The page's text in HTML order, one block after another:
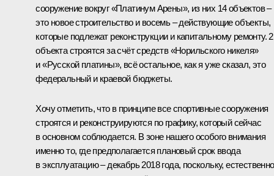
сооружение вокруг «Платинум Арены», из них 14 объектов –
это новое строительство и восемь – действующие объекты,
которые подлежат реконструкции и капитальному ремонту. 2
объекта строятся за счёт средств «Норильского никеля»
и «Русской платины», всё остальное, как я уже сказал, это
федеральный и краевой бюджеты.
Хочу отметить, что в принципе все спортивные сооружения
строятся и реконструируются по графику, который сейчас
в основном соблюдается. В зоне нашего особого внимания
именно то, где предполагается плановый срок ввода
в эксплуатацию – декабрь 2018 года, поскольку,